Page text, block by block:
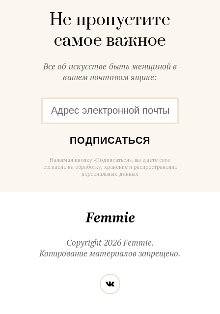
Не пропустите
самое важное
Все об искусстве быть женщиной в
вашем почтовом ящике:
ПОДПИСАТЬСЯ
Нажимая кнопку «Подписаться», вы даете свое
согласие на обработку, хранение и распространение
персональных данных
Copyright 2026 Femmie.
Копирование материалов запрещено.
Читайте
нас
в социальных